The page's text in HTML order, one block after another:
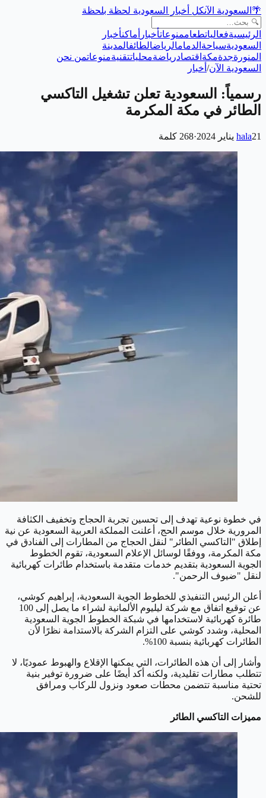
🌴 السعودية الآنكل أخبار السعودية لحظة بلحظة
الرئيسيةفعالياتطعاممنوعاتأخبار أماكنأخبار
السعوديةسياحة الدمامالرياضالطائفالمدينة
المنورةجدةمكة اقتصادرياضةمحلياتتقنيةمنوعاتمن نحن
السعودية الآن/ أخبار
رسمياً: السعودية تعلن تشغيل التاكسي
الطائر في مكة المكرمة
hala21 يناير 2024 ·
268 كلمة
في خطوة نوعية تهدف إلى تحسين تجربة الحجاج وتخفيف الكثافة
المرورية خلال موسم الحج، أعلنت المملكة العربية السعودية عن نية
إطلاق "التاكسي الطائر" لنقل الحجاج من المطارات إلى الفنادق في
مكة المكرمة، ووفقًا لوسائل الإعلام السعودية، تقوم الخطوط
الجوية السعودية بتقديم خدمات متقدمة باستخدام طائرات كهربائية
لنقل "ضيوف الرحمن".
أعلن الرئيس التنفيذي للخطوط الجوية السعودية، إبراهيم كوشي،
عن توقيع اتفاق مع شركة ليليوم الألمانية لشراء ما يصل إلى 100
طائرة كهربائية لاستخدامها في شبكة الخطوط الجوية السعودية
المحلية، وشدد كوشي على التزام الشركة بالاستدامة نظرًا لأن
الطائرات كهربائية بنسبة 100%.
وأشار إلى أن هذه الطائرات، التي يمكنها الإقلاع والهبوط عموديًا، لا
تتطلب مطارات تقليدية، ولكنه أكد أيضًا على ضرورة توفير بنية
تحتية مناسبة تتضمن محطات صعود ونزول للركاب ومرافق
للشحن.
مميزات التاكسي الطائر